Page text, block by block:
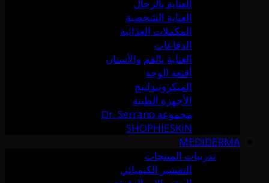
العناية بالرجال
العناية الشخصية
المكملات الغذائية
الدفاعات
العناية بالفم والأسنان
أقنعة الوجه
الميكرونيدلينج
الأجهزة الطبية
مجموعة Dr. Serrano
SHOPHIESKIN
MEDIDERMA
تدريبات المنتجات
التقشير الكيميائي